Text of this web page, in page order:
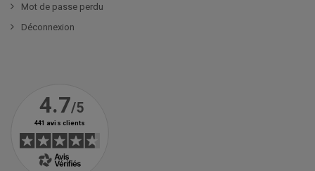
Mot de passe perdu
Déconnexion